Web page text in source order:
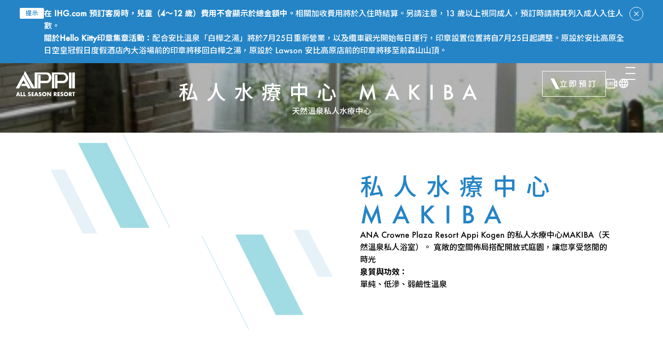
提示 在 IHG.com 預訂客房時，兒童（4～12 歲）費用不會顯示於總金額中。相關加收費用將於入住時結算。另請注意，13 歲以上視同成人，預訂時請將其列入成人入住人
數。
關於Hello Kitty印章集章活動：配合安比溫泉「白樺之湯」將於7月25日重新營業，以及纜車觀光開始每日運行，印章設置位置將自7月25日起調整。原設於安比高原全
日空皇冠假日度假酒店內大浴場前的印章將移回白樺之湯，原設於 Lawson 安比高原店前的印章將移至前森山山頂。
立即預訂
私人水療中心 MAKIBA
天然溫泉私人水療中心
私人水療中心
MAKIBA
ANA Crowne Plaza Resort Appi Kogen 的私人水療中心MAKIBA（天
然溫泉私人浴室）。 寬敞的空間佈局搭配開放式庭園，讓您享受悠閒的
時光
泉質與功效：
單純、低滲、弱鹼性溫泉